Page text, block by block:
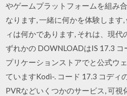
やゲームプラットフォームを組み
なります, 一緒に何かを体験します
ィは何かであります, それは、現
ずれかの DOWNLOADはIS 17.3
プリケーションストアでと公式ウ
ていますKodi-. コード 17.3 コディ
PVRなどいくつかのサービス, 可